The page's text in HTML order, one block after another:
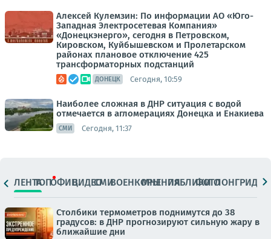
Алексей Кулемзин: По информации АО «Юго-
Западная Электросетевая Компания»
«Донецкэнерго», сегодня в Петровском,
Кировском, Куйбышевском и Пролетарском
районах плановое отключение 425
трансформаторных подстанций
ДОНЕЦК Сегодня, 10:59
Наиболее сложная в ДНР ситуация с водой
отмечается в агломерациях Донецка и Енакиева
СМИ Сегодня, 11:37
ЛЕНТАТОПОФИЦ.ВИДЕОСМИВОЕНКОРЫМНЕНИЯПАБЛИКИ
ФОТОЛОНГРИДЫ
Столбики термометров поднимутся до 38
градусов: в ДНР прогнозируют сильную жару в
ближайшие дни